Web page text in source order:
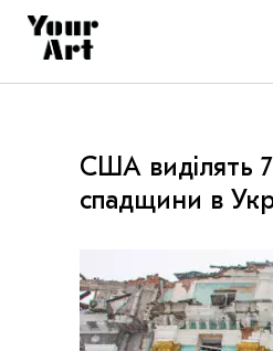
США виділять 7
спадщини в